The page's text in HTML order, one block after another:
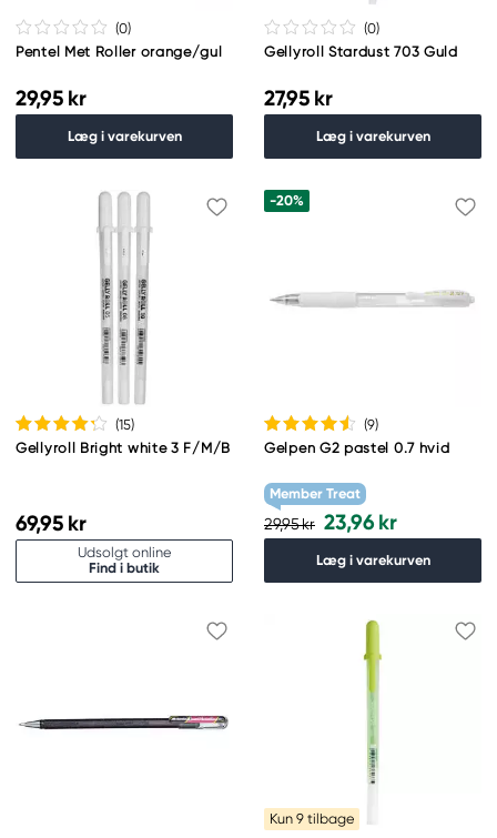
(0)
Pentel Met Roller orange/gul
29,95 kr
Læg i varekurven
(0)
Gellyroll Stardust 703 Guld
27,95 kr
Læg i varekurven
(15)
Gellyroll Bright white 3 F/M/B
69,95 kr
Udsolgt online
Find i butik
-20%
(9)
Gelpen G2 pastel 0.7 hvid
Member Treat
29,95 kr 23,96 kr
Læg i varekurven
Kun 9 tilbage